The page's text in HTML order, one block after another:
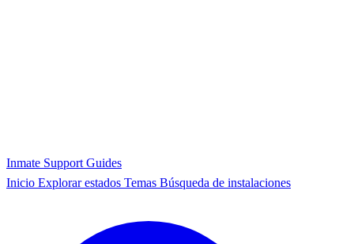
Inmate Support Guides
Inicio Explorar estados Temas Búsqueda de instalaciones